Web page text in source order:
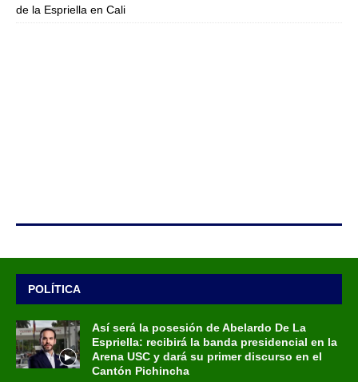
de la Espriella en Cali
POLÍTICA
Así será la posesión de Abelardo De La
Espriella: recibirá la banda presidencial en la
Arena USC y dará su primer discurso en el
Cantón Pichincha